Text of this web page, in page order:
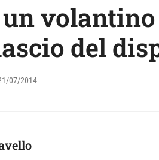
del
07/2014